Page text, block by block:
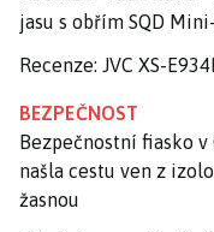
jasu s obřím SQD
Recenze: JVC XS-
BEZPEČNOST
Bezpečnostní fiasko
našla cestu ven z
žasnou